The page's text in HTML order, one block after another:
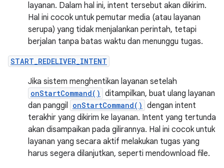
layanan. Dalam hal ini, intent tersebut akan dikirim.
Hal ini cocok untuk pemutar media (atau layanan
serupa) yang tidak menjalankan perintah, tetapi
berjalan tanpa batas waktu dan menunggu tugas.
START_REDELIVER_INTENT
Jika sistem menghentikan layanan setelah
onStartCommand() ditampilkan, buat ulang layanan
dan panggil onStartCommand() dengan intent
terakhir yang dikirim ke layanan. Intent yang tertunda
akan disampaikan pada gilirannya. Hal ini cocok untuk
layanan yang secara aktif melakukan tugas yang
harus segera dilanjutkan, seperti mendownload file.